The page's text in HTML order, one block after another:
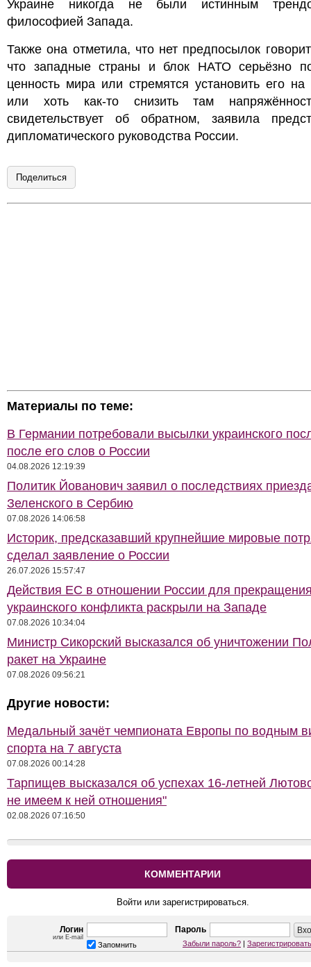
Украине никогда не были истинным
философией Запада.
Также она отметила, что нет предпосылок
что западные страны и блок НАТО серьёзно
ценность мира или стремятся установить его на
или хоть как-то снизить там
свидетельствует об обратном, заявила
дипломатического руководства России.
Поделиться
Материалы по теме:
В Германии потребовали высылки украинского
после его слов о России
04.08.2026 12:19:39
Политик Йованович заявил о последствиях
Зеленского в Сербию
07.08.2026 14:06:58
Историк, предсказавший крупнейшие мировые
сделал заявление о России
26.07.2026 15:57:47
Действия ЕС в отношении России для
украинского конфликта раскрыли на Западе
07.08.2026 10:34:04
Министр Сикорский высказался об уничтожении
ракет на Украине
07.08.2026 09:56:21
Другие новости:
Медальный зачёт чемпионата Европы по водным
спорта на 7 августа
07.08.2026 00:14:28
Тарпищев высказался об успехах 16-летней
не имеем к ней отношения"
02.08.2026 07:16:50
КОММЕНТАРИИ
Войти или зарегистрироваться.
Логин
или E-mail
Пароль
Запомнить Забыли пароль? |